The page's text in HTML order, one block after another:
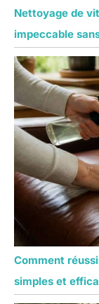
Nettoyage de
impeccable
Comment
simples et